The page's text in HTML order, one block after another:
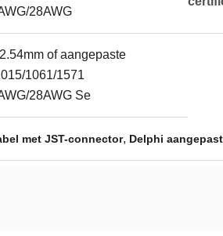
28AWG
of aangepaste
1061/1571
28AWG Se
met JST-connector, Delphi